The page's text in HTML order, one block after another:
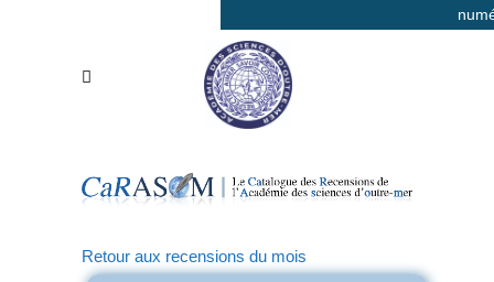
Retour aux recensions du mois